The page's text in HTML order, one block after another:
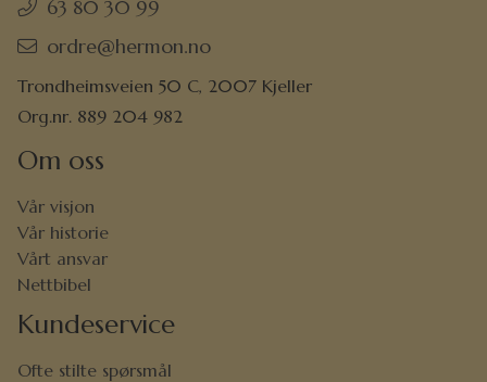
63 80 30 99
ordre@hermon.no
Trondheimsveien 50 C, 2007 Kjeller
Org.nr. 889 204 982
Om oss
Vår visjon
Vår historie
Vårt ansvar
Nettbibel
Kundeservice
Ofte stilte spørsmål